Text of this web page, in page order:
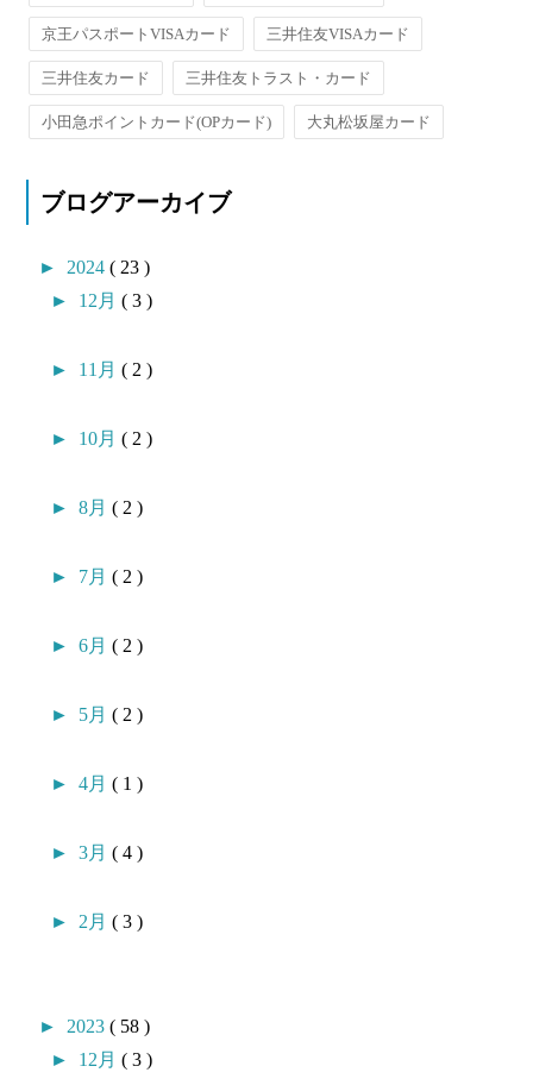
京王パスポートVISAカード 三井住友VISAカード
三井住友カード 三井住友トラスト・カード
小田急ポイントカード(OPカード) 大丸松坂屋カード
ブログアーカイブ
► 2024( 23 )
► 12月( 3 )
► 11月( 2 )
► 10月( 2 )
►8月( 2 )
► 7月( 2 )
►6月( 2 )
► 5月( 2 )
►4月( 1 )
►3月( 4 )
► 2月( 3 )
► 2023( 58 )
► 12月( 3 )